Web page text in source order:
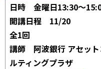
日時
金曜日13:30～
開講日程
11/20
全1回
講師
阿波銀行 アセッ
ルティングプラザ